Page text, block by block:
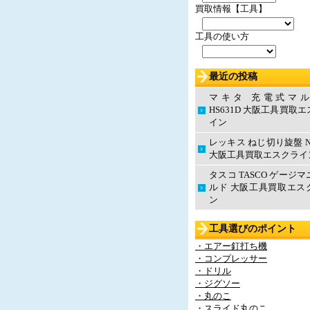
買取情報【工具】
工具の使い方
最近の投稿
マキタ 充電式マ
HS631D 大阪工具買取エ
イン
レッキス ねじ切り旋盤
大阪工具買取エスクライ
タスコ TASCO ゲージマ
ルド 大阪工具買取エス
ン
工具選びのポイント
・エアー釘打ち機
・コンプレッサー
・ドリル
・ジグソー
・丸のこ